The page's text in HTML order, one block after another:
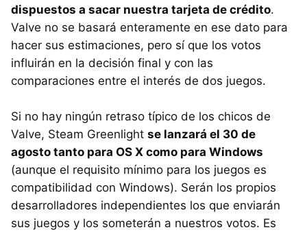
dispuestos a sacar nuestra tarjeta de crédito.
Valve no se basará enteramente en ese dato para
hacer sus estimaciones, pero sí que los votos
influirán en la decisión final y con las
comparaciones entre el interés de dos juegos.
Si no hay ningún retraso típico de los chicos de
Valve, Steam Greenlight se lanzará el 30 de
agosto tanto para OS X como para Windows
(aunque el requisito mínimo para los juegos es
compatibilidad con Windows). Serán los propios
desarrolladores independientes los que enviarán
sus juegos y los someterán a nuestros votos. Es